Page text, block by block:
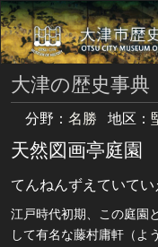
大津の歴史事典
分野：名勝 地区：
天然図画亭庭園
てんねんずえていてい
江戸時代初期、この庭園
して有名な藤村庸軒（よ